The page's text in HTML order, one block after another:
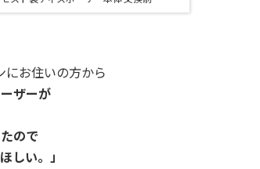
にお住いの方から
ザーが
ので
しい。」